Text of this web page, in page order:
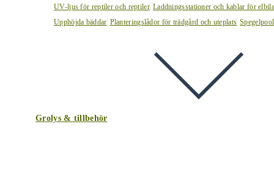
UV-ljus för reptiler och reptiler Laddningsstationer och kablar för
Upphöjda bäddar Planteringslådor för trädgård och uteplats Spegelpool
Grolys & tillbehör